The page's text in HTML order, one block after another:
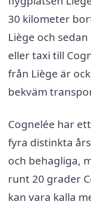
30 kilometer
Liège och
eller taxi till
från Liège är
bekväm
Cognelée har
fyra distinkta
och behagliga,
runt 20 grader
kan vara kalla